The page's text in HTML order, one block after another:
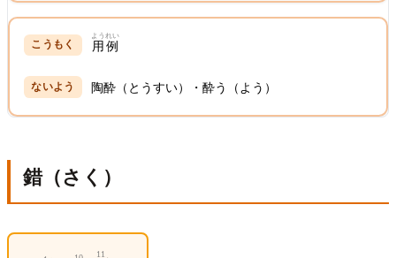
用例
ようれい
陶酔（とうすい）・酔う（よう）
錯（さく）